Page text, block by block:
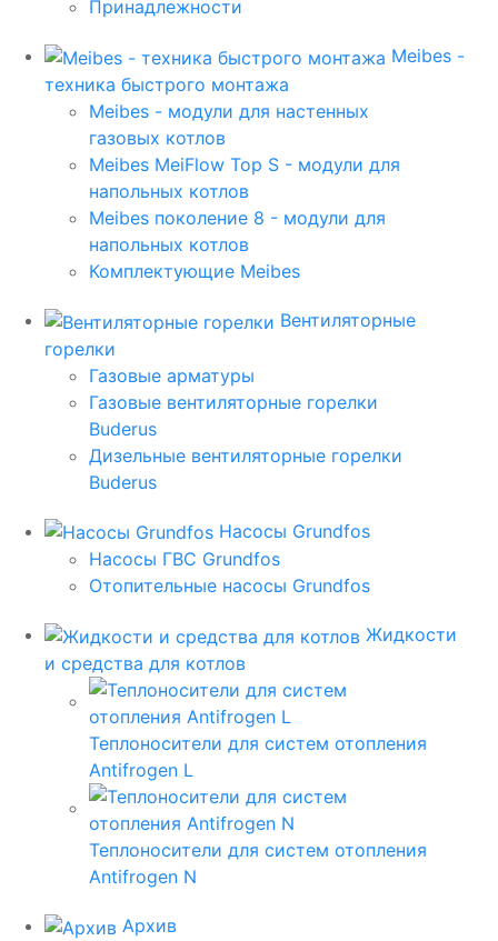
Принадлежности
Meibes -
техника быстрого монтажа
Meibes - модули для настенных
газовых котлов
Meibes MeiFlow Top S - модули для
напольных котлов
Meibes поколение 8 - модули для
напольных котлов
Комплектующие Meibes
Вентиляторные
горелки
Газовые арматуры
Газовые вентиляторные горелки
Buderus
Дизельные вентиляторные горелки
Buderus
Насосы Grundfos
Насосы ГВС Grundfos
Отопительные насосы Grundfos
Жидкости
и средства для котлов
Теплоносители для систем отопления
Antifrogen L
Теплоносители для систем отопления
Antifrogen N
Архив